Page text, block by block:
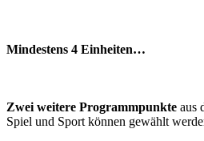
Mindestens 4 Einheiten…
Zwei weitere Programmpunkte aus
Spiel und Sport können gewählt